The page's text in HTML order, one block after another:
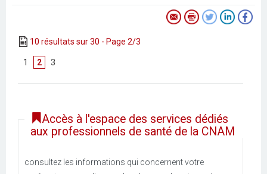
10 résultats sur 30 - Page 2/3
1 2 3
Accès à l'espace des services dédiés
aux professionnels de santé de la CNAM
consultez les informations qui concernent votre